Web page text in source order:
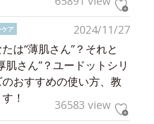
2024/11/27
ケア
は“薄肌さん”？それと
肌さん”？ユードットシリ
のおすすめの使い方、教
！
36583 view